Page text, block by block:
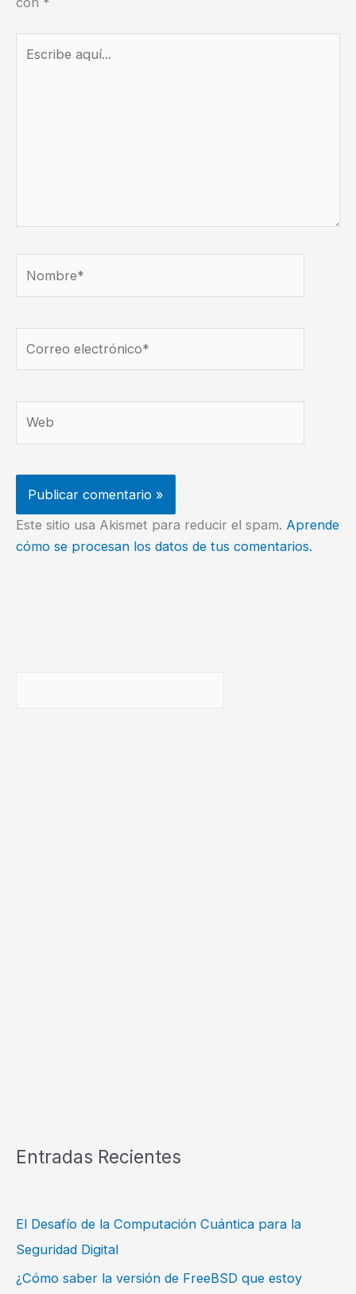
electrónico*
Este sitio usa Akismet para reducir el spam. Aprende
cómo se procesan los datos de tus comentarios.
Entradas Recientes
El Desafío de la Computación Cuántica para la
Seguridad Digital
¿Cómo saber la versión de FreeBSD que estoy